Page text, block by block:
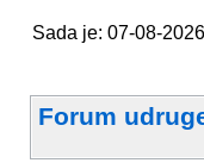
Sada je: 07-08-
Forum